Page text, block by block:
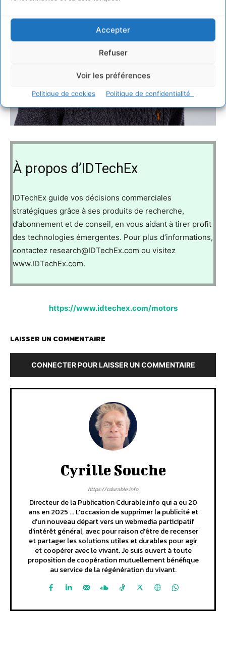
Accepter
Refuser
Voir les préférences
Politique de cookies Politique de confidentialité
À propos d’IDTechEx
IDTechEx guide vos décisions commerciales
stratégiques grâce à ses produits de recherche,
d’abonnement et de conseil, en vous aidant à tirer profit
des technologies émergentes. Pour plus d’informations,
contactez research@IDTechEx.com ou visitez
www.IDTechEx.com.
https://www.idtechex.com/motors
LAISSER UN COMMENTAIRE
CONNECTER POUR LAISSER UN COMMENTAIRE
Cyrille Souche
https://cdurable.info
Directeur de la Publication Cdurable.info qui a eu 20
ans en 2025 ... L'occasion de supprimer la publicité et
d'un nouveau départ vers un webmedia participatif
d'intérêt général, avec pour raison d'être de recenser
et partager les solutions utiles et durables pour agir
et coopérer avec le vivant. Je suis ouvert à toute
proposition de coopération mutuellement bénéfique
au service de la régénération du vivant.